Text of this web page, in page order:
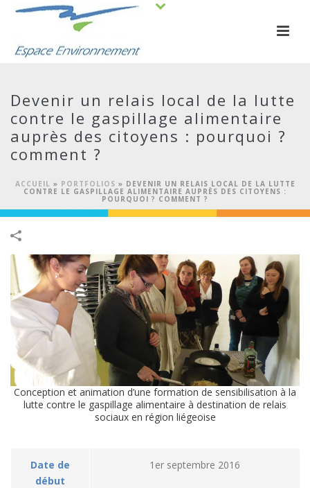
Devenir un relais local de la lutte
contre le gaspillage alimentaire
auprès des citoyens : pourquoi ?
comment ?
ACCUEIL » PORTFOLIOS » DEVENIR UN RELAIS LOCAL DE LA LUTTE
CONTRE LE GASPILLAGE ALIMENTAIRE AUPRÈS DES CITOYENS :
POURQUOI ? COMMENT ?
Conception et animation d’une formation de sensibilisation à la
lutte contre le gaspillage alimentaire à destination de relais
sociaux en région liégeoise
Date de
début
1er septembre 2016